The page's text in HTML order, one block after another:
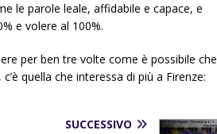
le parole leale, affidabile e capace, e
e volere al 100%.
per ben tre volte come è possibile che
quella che interessa di più a Firenze:
SUCCESSIVO